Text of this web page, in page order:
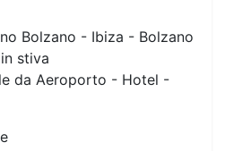
Bolzano - Ibiza - Bolzano
stiva
da Aeroporto - Hotel -